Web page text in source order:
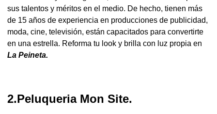
sus talentos y méritos en el medio. De hecho, tienen más
de 15 años de experiencia en producciones de publicidad,
moda, cine, televisión, están capacitados para convertirte
en una estrella. Reforma tu look y brilla con luz propia en
La Peineta.
2.Peluqueria Mon Site.